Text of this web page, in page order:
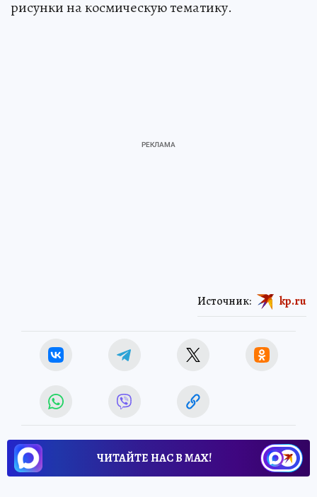
рисунки на космическую тематику.
Источник: kp.ru
ЧИТАЙТЕ НАС В МАХ!